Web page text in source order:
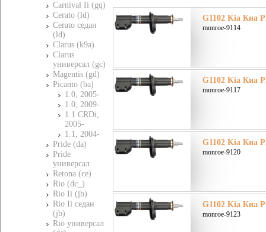
Carnival Ii (gq)
Cerato (ld)
Cerato седан
(ld)
Clarus (k9a)
Clarus
универсал (gc)
Magentis (gd)
Picanto (ba)
1.0, 2005-
1.0, 2009-
1.1 CRDi,
2005-
1.1, 2004-
Pride (da)
Pride
универсал
Retona (ce)
Rio (dc_)
Rio Ii (jb)
Rio Ii седан
(jb)
Rio универсал
G1102 Kia Киа
monroe-9114
G1102 Kia Киа
monroe-9117
G1102 Kia Киа
monroe-9120
G1102 Kia Киа
monroe-9123